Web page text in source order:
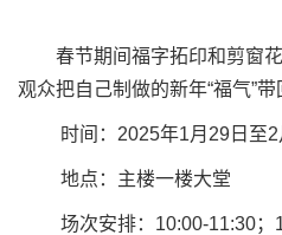
春节期间福字拓印和剪窗花
观众把自己制做的新年“福气”带
时间：2025年1月29日至2
地点：主楼一楼大堂
场次安排：10:00-11:30；